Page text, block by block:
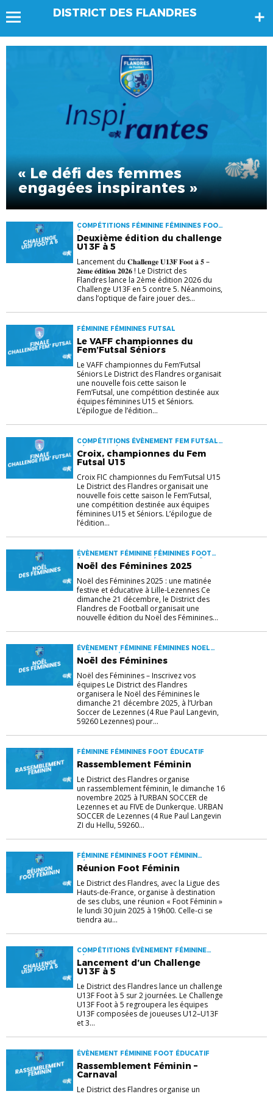
DISTRICT DES FLANDRES
« Le défi des femmes
engagées inspirantes »
COMPÉTITIONS FÉMININE FÉMININES FOOT
ÉDUCATIF
Deuxième édition du challenge
U13F à 5
Lancement du 𝐂𝐡𝐚𝐥𝐥𝐞𝐧𝐠𝐞 𝐔𝟏𝟑𝐅 𝐅𝐨𝐨𝐭 𝐚̀ 𝟓 –
𝟐𝐞̀𝐦𝐞 𝐞́𝐝𝐢𝐭𝐢𝐨𝐧 𝟐𝟎𝟐𝟔 ! Le District des
Flandres lance la 2ème édition 2026 du
Challenge U13F en 5 contre 5. Néanmoins,
dans l’optique de faire jouer des...
FÉMININE FÉMININES FUTSAL
Le VAFF championnes du
Fem’Futsal Séniors
Le VAFF championnes du Fem’Futsal
Séniors Le District des Flandres organisait
une nouvelle fois cette saison le
Fem’Futsal, une compétition destinée aux
équipes féminines U15 et Séniors.
L’épilogue de l’édition...
COMPÉTITIONS ÉVÈNEMENT FEM FUTSAL
FÉMININE FÉMININES FUTSAL
Croix, championnes du Fem
Futsal U15
Croix FIC championnes du Fem’Futsal U15
Le District des Flandres organisait une
nouvelle fois cette saison le Fem’Futsal,
une compétition destinée aux équipes
féminines U15 et Séniors. L’épilogue de
l’édition...
ÉVÈNEMENT FÉMININE FÉMININES FOOT
ÉDUCATIF FOOTBALL ÉDUCATIF NOËL DES
FÉMININES
Noël des Féminines 2025
Noël des Féminines 2025 : une matinée
festive et éducative à Lille-Lezennes Ce
dimanche 21 décembre, le District des
Flandres de Football organisait une
nouvelle édition du Noël des Féminines...
ÉVÈNEMENT FÉMININE FÉMININES NOEL
NOËL DES FÉMININES P'TI FOOT
Noël des Féminines
Noël des Féminines – Inscrivez vos
équipes Le District des Flandres
organisera le Noël des Féminines le
dimanche 21 décembre 2025, à l’Urban
Soccer de Lezennes (4 Rue Paul Langevin,
59260 Lezennes) pour...
FÉMININE FÉMININES FOOT ÉDUCATIF
Rassemblement Féminin
Le District des Flandres organise
un rassemblement féminin, le dimanche 16
novembre 2025 à l’URBAN SOCCER de
Lezennes et au FIVE de Dunkerque. URBAN
SOCCER de Lezennes (4 Rue Paul Langevin
ZI du Hellu, 59260...
FÉMININE FÉMININES FOOT FÉMININ
RÉUNION D'INFORMATION
Réunion Foot Féminin
Le District des Flandres, avec la Ligue des
Hauts-de-France, organise à destination
de ses clubs, une réunion « Foot Féminin »
le lundi 30 juin 2025 à 19h00. Celle-ci se
tiendra au...
COMPÉTITIONS ÉVÈNEMENT FÉMININE
FÉMININES
Lancement d’un Challenge
U13F à 5
Le District des Flandres lance un challenge
U13F Foot à 5 sur 2 journées. Le Challenge
U13F Foot à 5 regroupera les équipes
U13F composées de joueuses U12–U13F
et 3...
ÉVÈNEMENT FÉMININE FOOT ÉDUCATIF
Rassemblement Féminin –
Carnaval
Le District des Flandres organise un